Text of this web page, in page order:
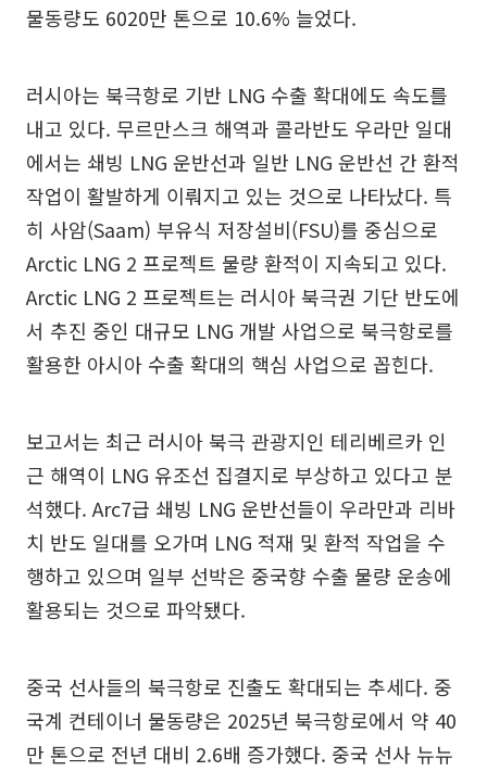
물동량도 6020만 톤으로 10.6% 늘었다.
러시아는 북극항로 기반 LNG 수출 확대에도 속도를
내고 있다. 무르만스크 해역과 콜라반도 우라만 일대
에서는 쇄빙 LNG 운반선과 일반 LNG 운반선 간 환적
작업이 활발하게 이뤄지고 있는 것으로 나타났다. 특
히 사암(Saam) 부유식 저장설비(FSU)를 중심으로
Arctic LNG 2 프로젝트 물량 환적이 지속되고 있다.
Arctic LNG 2 프로젝트는 러시아 북극권 기단 반도에
서 추진 중인 대규모 LNG 개발 사업으로 북극항로를
활용한 아시아 수출 확대의 핵심 사업으로 꼽힌다.
보고서는 최근 러시아 북극 관광지인 테리베르카 인
근 해역이 LNG 유조선 집결지로 부상하고 있다고 분
석했다. Arc7급 쇄빙 LNG 운반선들이 우라만과 리바
치 반도 일대를 오가며 LNG 적재 및 환적 작업을 수
행하고 있으며 일부 선박은 중국향 수출 물량 운송에
활용되는 것으로 파악됐다.
중국 선사들의 북극항로 진출도 확대되는 추세다. 중
국계 컨테이너 물동량은 2025년 북극항로에서 약 40
만 톤으로 전년 대비 2.6배 증가했다. 중국 선사 뉴뉴